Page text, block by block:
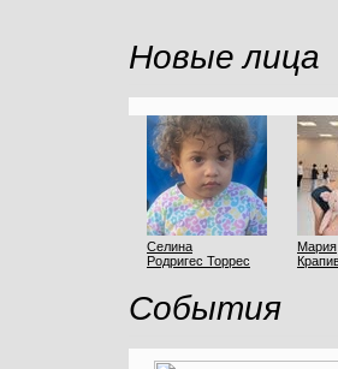
Новые лица
Селина
Родригес Торрес
Мария
События